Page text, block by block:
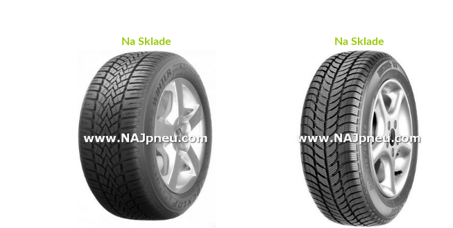
Na Sklade Na Sklade